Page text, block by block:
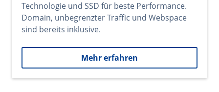
Technologie und SSD für beste Performance.
Domain, unbegrenzter Traffic und Webspace
sind bereits inklusive.
Mehr erfahren